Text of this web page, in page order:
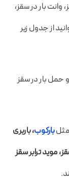
بار در سقز،
از جدول زیر
حمل بار در سقز
بارکوب، باربری
موید ترابر سقز